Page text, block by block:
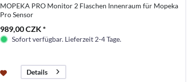
MOPEKA PRO Monitor 2 Flaschen Innenraum für Mopeka
Pro Sensor
989,00 CZK *
Sofort verfügbar. Lieferzeit 2-4 Tage.
Details